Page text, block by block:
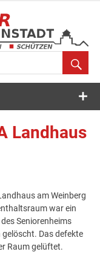
Landhaus
am Weinberg
war ein
Seniorenheims
Das defekte
Raum gelüftet.